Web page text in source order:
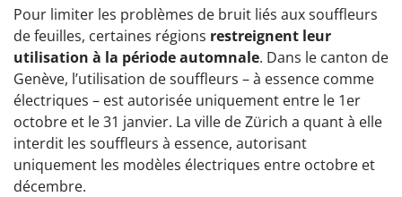
Pour limiter les problèmes de bruit liés aux souffleurs
de feuilles, certaines régions restreignent leur
utilisation à la période automnale. Dans le canton de
Genève, l’utilisation de souffleurs – à essence comme
électriques – est autorisée uniquement entre le 1er
octobre et le 31 janvier. La ville de Zürich a quant à elle
interdit les souffleurs à essence, autorisant
uniquement les modèles électriques entre octobre et
décembre.